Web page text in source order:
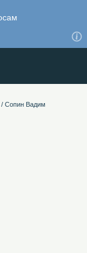
/ Сопин Вадим